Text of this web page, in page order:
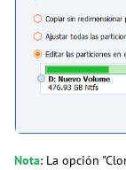
Nota: La opción